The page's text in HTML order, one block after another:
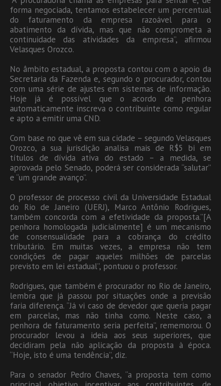
forma negociada, tentamos estabelecer um percentual
do faturamento da empresa razoável para o
abatimento da dívida, mas que não comprometa a
continuidade das atividades da empresa”, afirmou
Velasques Orozco.
No âmbito estadual, a proposta contou com o apoio da
Secretaria da Fazenda e, segundo o procurador, contou
com uma série de ajustes em sistemas de informação.
Hoje já é possível que o acordo de penhora
automaticamente inscreva o contribuinte como regular
e apto a emitir uma CND.
Com base no que vê em sua cidade – segundo Velasques
Orozco, a sua jurisdição analisa mais de R$5 bi em
títulos de dívida ativa do estado – a medida, se
aprovada pelo Senado, poderá ser considerada “salutar”
e “um grande avanço”.
O professor de processo civil da Universidade Estadual
do Rio de Janeiro (UERJ), Marco Antônio Rodrigues,
também concorda com a efetividade da proposta.”[A
penhora homologada judicialmente] é um mecanismo
de consensualidade para a cobrança do crédito
tributário. Em muitas vezes, a empresa não tem
condições de pagar aqueles milhões de parcelas
previsto em lei estadual”, pontuou o professor.
Rodrigues, que também é procurador no Rio de Janeiro,
lembra que já passou por situações onde a previsão
faria diferença. “Já vi caso de devedor que queria pagar
em parcelas, mas não tinha como. Neste caso, a
penhora de faturamento seria perfeita”, rememorou. O
procurador levou a ideia aos seus superiores, que
decidiram pela não aplicação da proposta à época.
“Hoje, isto é uma tendência”, diz.
Para o senador Pedro Chaves, “a proposta tem como